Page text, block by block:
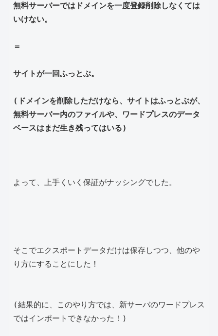
無料サーバーではドメインを一度登録削除しなくては
いけない。
＝
サイトが一回ふっとぶ。
(ドメインを削除しただけなら、サイトはふっとぶが、
無料サーバー内のファイルや、ワードプレスのデータ
ベースはまだ生き残ってはいる)
よって、上手くいく保証がナッシングでした。
そこでエクスポートデータだけは保存しつつ、他のや
り方にすることにした！
(結果的に、このやり方では、新サーバのワードプレス
ではインポートできなかった！)